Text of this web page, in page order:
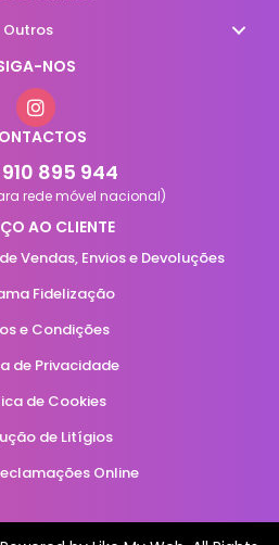
Outros
NOS
910 895 944
rede móvel nacional)
AO CLIENTE
Vendas, Envios e Devoluções
Fidelização
e Condições
de Privacidade
de Cookies
de Litígios
Online